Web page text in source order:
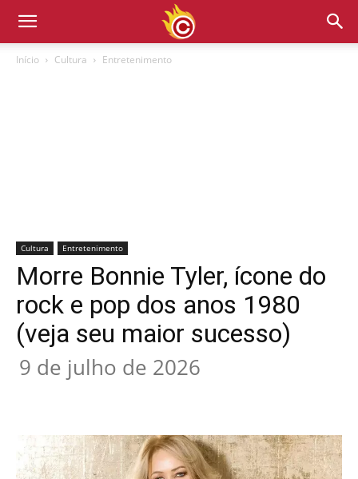
Início Cultura Entretenimento
Cultura Entretenimento
Morre Bonnie Tyler, ícone do
rock e pop dos anos 1980
(veja seu maior sucesso)
9 de julho de 2026